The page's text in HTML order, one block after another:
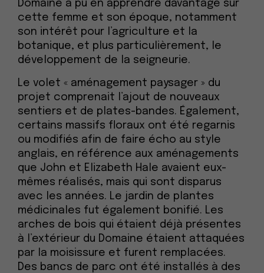
Domaine a pu en apprendre davantage sur
cette femme et son époque, notamment
son intérêt pour l’agriculture et la
botanique, et plus particulièrement, le
développement de la seigneurie.
Le volet « aménagement paysager » du
projet comprenait l’ajout de nouveaux
sentiers et de plates-bandes. Également,
certains massifs floraux ont été regarnis
ou modifiés afin de faire écho au style
anglais, en référence aux aménagements
que John et Elizabeth Hale avaient eux-
mêmes réalisés, mais qui sont disparus
avec les années. Le jardin de plantes
médicinales fut également bonifié. Les
arches de bois qui étaient déjà présentes
à l’extérieur du Domaine étaient attaquées
par la moisissure et furent remplacées.
Des bancs de parc ont été installés à des